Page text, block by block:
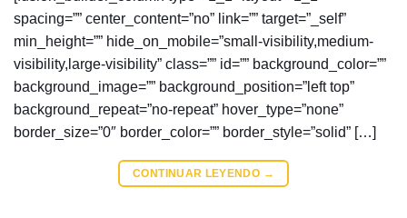
spacing=”” center_content=”no” link=”” target=”_self”
min_height=”” hide_on_mobile=”small-visibility,medium-
visibility,large-visibility” class=”” id=”” background_color=””
background_image=”” background_position=”left top”
background_repeat=”no-repeat” hover_type=”none”
border_size=”0″ border_color=”” border_style=”solid” […]
CONTINUAR LEYENDO →